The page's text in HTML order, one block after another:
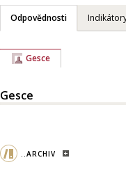
Odpovědnosti
Gesce
Gesce
..ARCHIV